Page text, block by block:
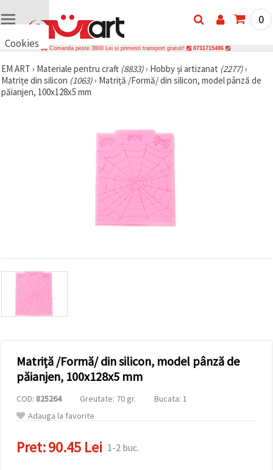
Cookies
vrem să vă
oferim
câteva
cookie -uri.
vizitele.
Puteți fi de
acord să
utilizați
toate
site!" Sau să
vă indicați
preferințele
selectând
cookie -uri
pe butonul
"Salvați"
0
Comanda peste 3800 Lei si primesti transport gratuit! 0731715486
EM ART › Materiale pentru craft (8833)› Hobby și artizanat (2277)›
Matrițe din silicon (1063)› Matriță /Formă/ din silicon, model pânză de
păianjen, 100x128x5 mm
Matriță /Formă/ din silicon, model pânză de
păianjen, 100x128x5 mm
COD: 825264 Greutate: 70 gr.
Bucata: 1
Adauga la favorite
Pret:90.45 Lei 1-2 buc.